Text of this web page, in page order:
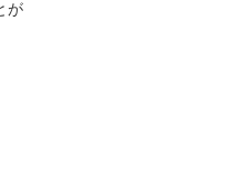
が